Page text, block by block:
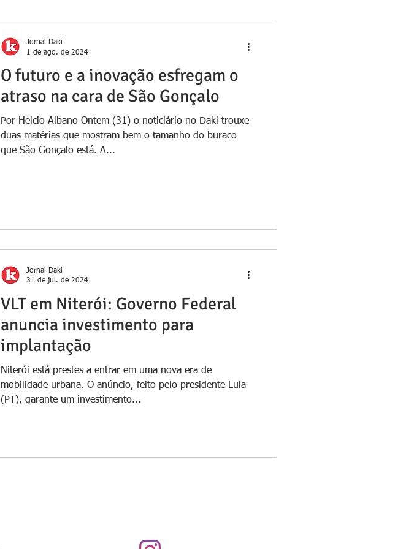
O futuro e a inovação esfregam o
atraso na cara de São Gonçalo
Por Helcio Albano Ontem (31) o noticiário no Daki trouxe
duas matérias que mostram bem o tamanho do buraco
que São Gonçalo está. A...
Jornal Daki
1 de ago. de 2024
VLT em Niterói: Governo Federal
anuncia investimento para
implantação
Niterói está prestes a entrar em uma nova era de
mobilidade urbana. O anúncio, feito pelo presidente Lula
(PT), garante um investimento...
Jornal Daki
31 de jul. de 2024